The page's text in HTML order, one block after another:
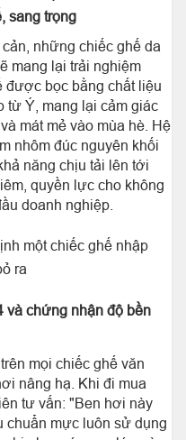
sang trọng
những chiếc ghế da
mang lại trải nghiệm
được bọc bằng chất liệu
từ Ý, mang lại cảm giác
mát mẻ vào mùa hè. Hệ
nhôm đúc nguyên khối
năng chịu tải lên tới
quyền lực cho không
doanh nghiệp.
một chiếc ghế nhập
ra
và chứng nhận độ bền
mọi chiếc ghế văn
nâng hạ. Khi đi mua
tư vấn: "Ben hơi này
chuẩn mực luôn sử dụng